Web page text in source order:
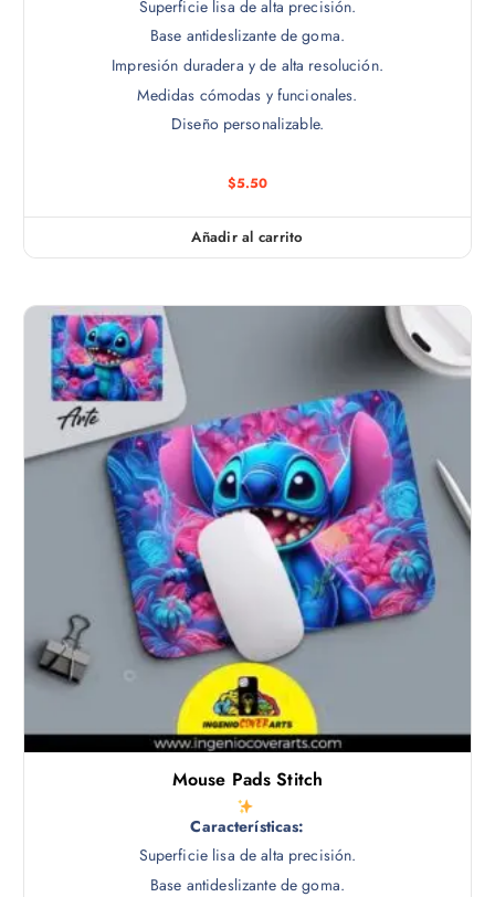
Superficie lisa de alta precisión.
Base antideslizante de goma.
Impresión duradera y de alta resolución.
Medidas cómodas y funcionales.
Diseño personalizable.
$5.50
Añadir al carrito
Mouse Pads Stitch
Características:
Superficie lisa de alta precisión.
Base antideslizante de goma.